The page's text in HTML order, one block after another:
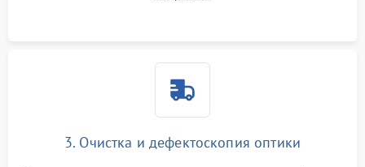
3. Очистка и дефектоскопия оптики